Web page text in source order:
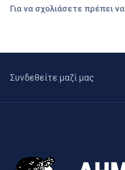
Για να σχολιάσετε πρέπει να
Συνδεθείτε μαζί μας